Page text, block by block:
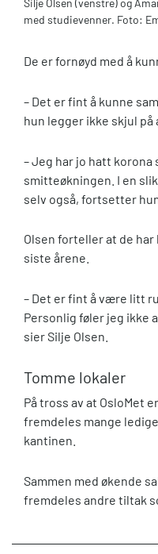
Silje Olsen (venstre) og
med studievenner. Foto:
De er fornøyd med å
– Det er fint å kunne
hun legger ikke skjul
– Jeg har jo hatt korona
smitteøkningen. I en
selv også, fortsetter
Olsen forteller at de
siste årene.
– Det er fint å være litt
Personlig føler jeg ikke
sier Silje Olsen.
Tomme lokaler
På tross av at OsloMet
fremdeles mange
kantinen.
Sammen med økende
fremdeles andre tiltak